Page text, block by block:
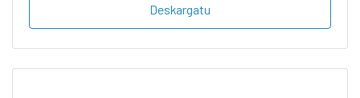
Deskargatu